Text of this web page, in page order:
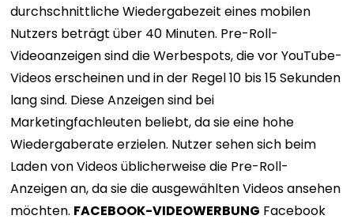
durchschnittliche Wiedergabezeit eines mobilen
Nutzers beträgt über 40 Minuten. Pre-Roll-
Videoanzeigen sind die Werbespots, die vor YouTube-
Videos erscheinen und in der Regel 10 bis 15 Sekunden
lang sind. Diese Anzeigen sind bei
Marketingfachleuten beliebt, da sie eine hohe
Wiedergaberate erzielen. Nutzer sehen sich beim
Laden von Videos üblicherweise die Pre-Roll-
Anzeigen an, da sie die ausgewählten Videos ansehen
möchten. FACEBOOK-VIDEOWERBUNG Facebook